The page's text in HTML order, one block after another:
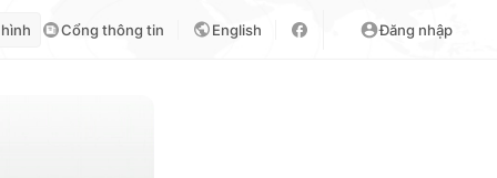
Cổng thông tin English Đăng nhập